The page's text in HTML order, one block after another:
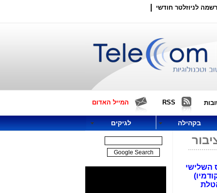
לניוזלטר חודשי
RSS המייל האדום
בקהילה לגיקים
זה אחר זה תוך 3 חודשים. הקנס השלישי